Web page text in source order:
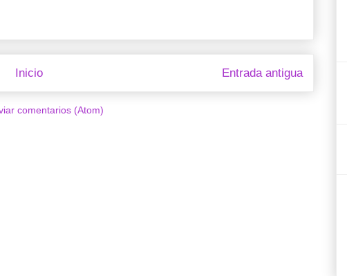
Entrada antigua
Inicio
comentarios (Atom)